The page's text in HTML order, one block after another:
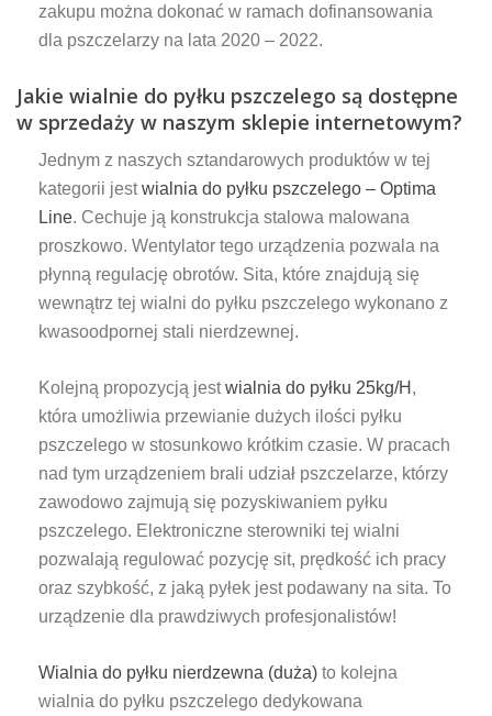
zakupu można dokonać w ramach dofinansowania
dla pszczelarzy na lata 2020 – 2022.
Jakie wialnie do pyłku pszczelego są dostępne
w sprzedaży w naszym sklepie internetowym?
Jednym z naszych sztandarowych produktów w tej
kategorii jestwialnia do pyłku pszczelego – Optima
Line. Cechuje ją konstrukcja stalowa malowana
proszkowo. Wentylator tego urządzenia pozwala na
płynną regulację obrotów. Sita, które znajdują się
wewnątrz tej wialni do pyłku pszczelego wykonano z
kwasoodpornej stali nierdzewnej.
Kolejną propozycją jestwialnia do pyłku 25kg/H ,
która umożliwia przewianie dużych ilości pyłku
pszczelego w stosunkowo krótkim czasie. W pracach
nad tym urządzeniem brali udział pszczelarze, którzy
zawodowo zajmują się pozyskiwaniem pyłku
pszczelego. Elektroniczne sterowniki tej wialni
pozwalają regulować pozycję sit, prędkość ich pracy
oraz szybkość, z jaką pyłek jest podawany na sita. To
urządzenie dla prawdziwych profesjonalistów!
Wialnia do pyłku nierdzewna (duża) to kolejna
wialnia do pyłku pszczelego dedykowana